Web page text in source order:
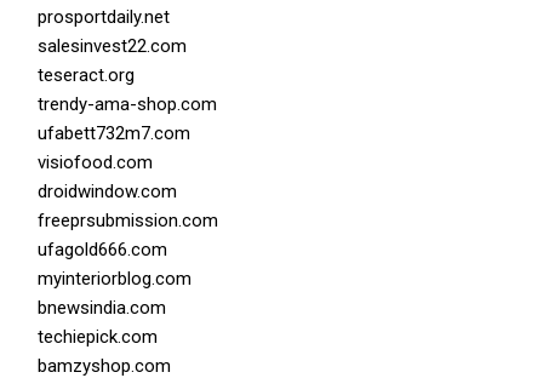
prosportdaily.net
salesinvest22.com
teseract.org
trendy-ama-shop.com
ufabett732m7.com
visiofood.com
droidwindow.com
freeprsubmission.com
ufagold666.com
myinteriorblog.com
bnewsindia.com
techiepick.com
bamzyshop.com